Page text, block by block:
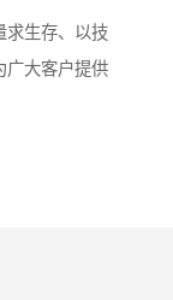
求生存、以技
广大客户提供